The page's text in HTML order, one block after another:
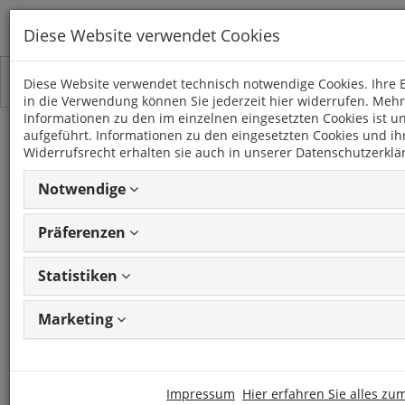
Toggle
navigation
Kategorien
CHP Lederkleber
wärmeaktivierbar 600ml
zum Produkt stellen
CHP
Artikel: 11011
Diese Website verwendet Cookies
Diese Website verwendet technisch notwendige Cookies. Ihre
in die Verwendung können Sie jederzeit hier widerrufen. Mehr
Informationen zu den im einzelnen eingesetzten Cookies ist
aufgeführt. Informationen zu den eingesetzten Cookies und
Widerrufsrecht erhalten sie auch in unserer
Notwendige
Präferenzen
Statistiken
Marketing
Impressum Hier erfahren Sie alles